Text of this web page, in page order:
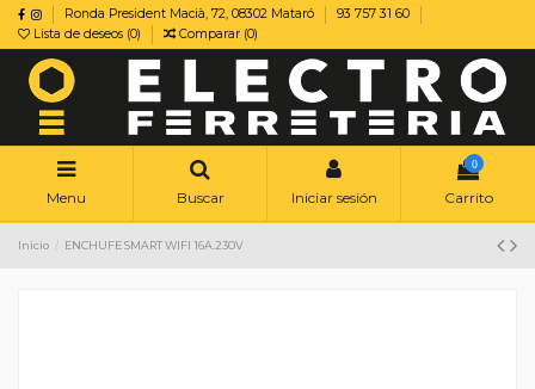
Ronda President Macià, 72, 08302 Mataró
93 757 31 60
Lista de deseos (0) Comparar (0)
Menu Buscar Iniciar sesión
0
Carrito
Inicio ENCHUFE SMART WIFI 16A.230V